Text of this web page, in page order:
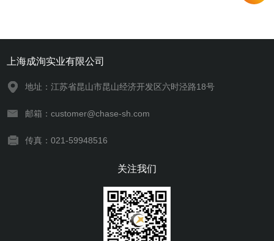
上海成洵实业有限公司
地址：江苏省昆山市昆山经济开发区六时泾路18号
邮箱：customer@chase-sh.com
传真：021-59948516
关注我们